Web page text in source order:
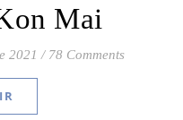
Mai
2021 / 78 Comments